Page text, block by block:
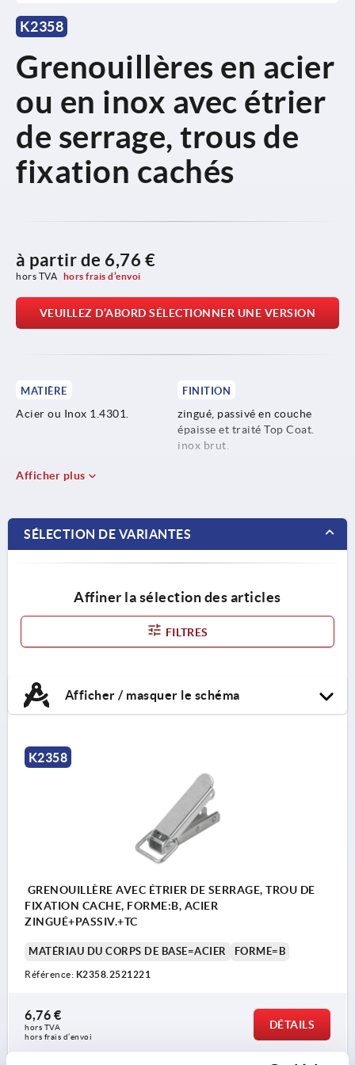
K2358
Grenouillères en acier
ou en inox avec étrier
de serrage, trous de
fixation cachés
à partir de 6,76 €
hors TVA hors frais d’envoi
VEUILLEZ D’ABORD SÉLECTIONNER UNE VERSION
MATIÈRE
Acier ou Inox 1.4301.
FINITION
zingué, passivé en couche
épaisse et traité Top Coat.
inox brut.
Afficher plus
SÉLECTION DE VARIANTES
Affiner la sélection des articles
FILTRES
Afficher / masquer le schéma
K2358
GRENOUILLÈRE AVEC ÉTRIER DE SERRAGE, TROU DE
FIXATION CACHE, FORME:B, ACIER
ZINGUÉ+PASSIV.+TC
MATÉRIAU DU CORPS DE BASE=ACIER FORME=B
Référence: K2358.2521221
6,76 €
hors TVA
hors frais d’envoi
DÉTAILS